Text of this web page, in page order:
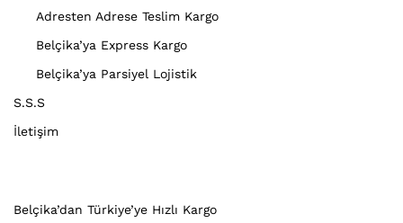
Adresten Adrese Teslim Kargo
Belçika’ya Express Kargo
Belçika’ya Parsiyel Lojistik
S.S.S
İletişim
Belçika’dan Türkiye’ye Hızlı Kargo